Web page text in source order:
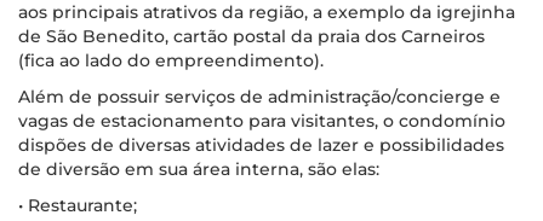
aos principais atrativos da região, a exemplo da igrejinha
de São Benedito, cartão postal da praia dos Carneiros
(fica ao lado do empreendimento).
Além de possuir serviços de administração/concierge e
vagas de estacionamento para visitantes, o condomínio
dispões de diversas atividades de lazer e possibilidades
de diversão em sua área interna, são elas:
• Restaurante;